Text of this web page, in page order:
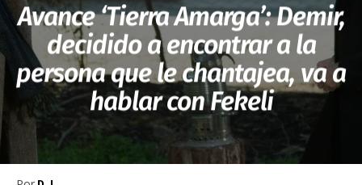
Avance ‘Tierra Amarga’: Demir,
decidido a encontrar a la
persona que le chantajea, va a
hablar con Fekeli